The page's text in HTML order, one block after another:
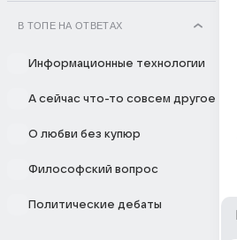
В ТОПЕ НА ОТВЕТАХ
Информационные технологии
А сейчас что-то совсем другое
О любви без купюр
Философский вопрос
Политические дебаты